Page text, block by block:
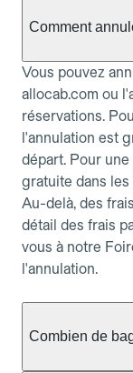
Comment
Vous pouvez
allocab.com ou
réservations.
l'annulation est
départ. Pour
gratuite dans
Au-delà, des
détail des frais
vous à notre
l'annulation.
Combien de